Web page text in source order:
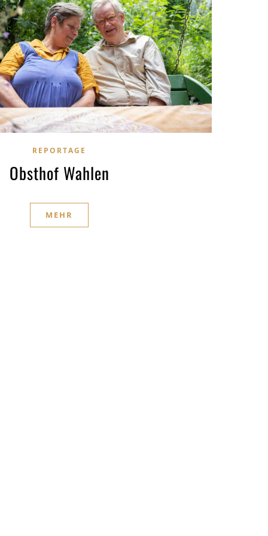
REPORTAGE
Obsthof Wahlen
MEHR